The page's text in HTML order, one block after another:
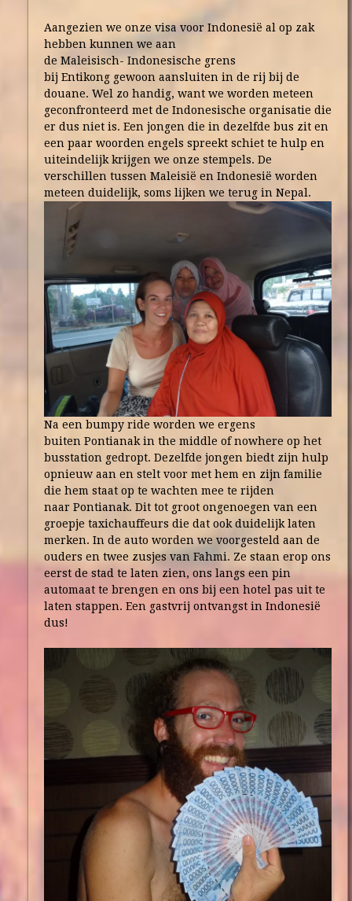
Aangezien we onze visa voor Indonesië al op zak
hebben kunnen we aan
de Maleisisch- Indonesische grens
bij Entikong gewoon aansluiten in de rij bij de
douane. Wel zo handig, want we worden meteen
geconfronteerd met de Indonesische organisatie die
er dus niet is. Een jongen die in dezelfde bus zit en
een paar woorden engels spreekt schiet te hulp en
uiteindelijk krijgen we onze stempels. De
verschillen tussen Maleisië en Indonesië worden
meteen duidelijk, soms lijken we terug in Nepal.
Na een bumpy ride worden we ergens
buiten Pontianak in the middle of nowhere op het
busstation gedropt. Dezelfde jongen biedt zijn hulp
opnieuw aan en stelt voor met hem en zijn familie
die hem staat op te wachten mee te rijden
naar Pontianak. Dit tot groot ongenoegen van een
groepje taxichauffeurs die dat ook duidelijk laten
merken. In de auto worden we voorgesteld aan de
ouders en twee zusjes van Fahmi. Ze staan erop ons
eerst de stad te laten zien, ons langs een pin
automaat te brengen en ons bij een hotel pas uit te
laten stappen. Een gastvrij ontvangst in Indonesië
dus!